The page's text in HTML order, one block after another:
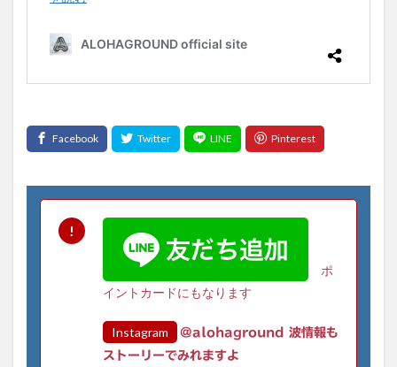
ポ
イントカードにもなります
Instagram
@alohaground 波情報も
ストーリーでみれますよ